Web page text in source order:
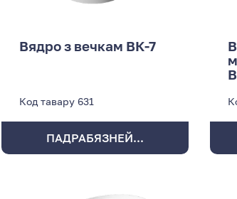
Вядро з вечкам ВК-7
Код тавару 631
ПАДРАБЯЗНЕЙ...